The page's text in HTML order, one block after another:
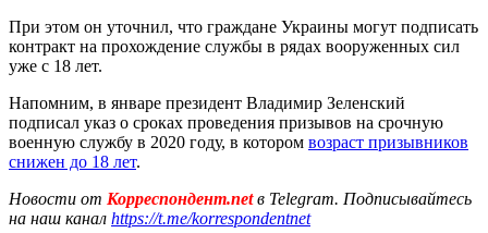
При этом он уточнил, что граждане Украины могут подписать
контракт на прохождение службы в рядах вооруженных сил
уже с 18 лет.
Напомним, в январе президент Владимир Зеленский
подписал указ о сроках проведения призывов на срочную
военную службу в 2020 году, в котором возраст призывников
снижен до 18 лет.
Новости от Корреспондент.netв Telegram. Подписывайтесь
на наш канал https://t.me/korrespondentnet